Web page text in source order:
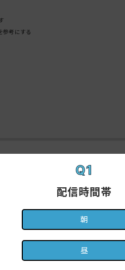
参考にする
ーグ」リリースについて
われました！／
Q1
配信時間帯
朝
昼